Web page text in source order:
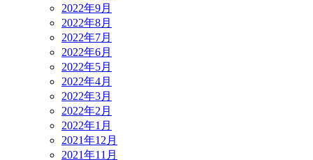
2022年9月
2022年8月
2022年7月
2022年6月
2022年5月
2022年4月
2022年3月
2022年2月
2022年1月
2021年12月
2021年11月